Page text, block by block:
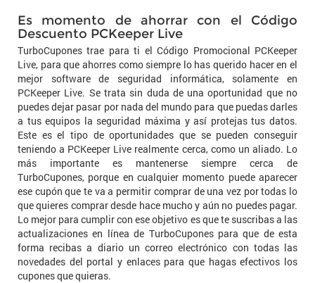
Es momento de ahorrar con el Código
Descuento PCKeeper Live
TurboCupones trae para ti el Código Promocional PCKeeper
Live, para que ahorres como siempre lo has querido hacer en el
mejor software de seguridad informática, solamente en
PCKeeper Live. Se trata sin duda de una oportunidad que no
puedes dejar pasar por nada del mundo para que puedas darles
a tus equipos la seguridad máxima y así protejas tus datos.
Este es el tipo de oportunidades que se pueden conseguir
teniendo a PCKeeper Live realmente cerca, como un aliado. Lo
más importante es mantenerse siempre cerca de
TurboCupones, porque en cualquier momento puede aparecer
ese cupón que te va a permitir comprar de una vez por todas lo
que quieres comprar desde hace mucho y aún no puedes pagar.
Lo mejor para cumplir con ese objetivo es que te suscribas a las
actualizaciones en línea de TurboCupones para que de esta
forma recibas a diario un correo electrónico con todas las
novedades del portal y enlaces para que hagas efectivos los
cupones que quieras.